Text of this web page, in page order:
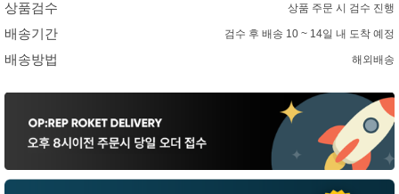
상품검수 상품 주문 시 검수 진행
배송기간 검수 후 배송 10 ~ 14일 내 도착 예정
배송방법 해외배송